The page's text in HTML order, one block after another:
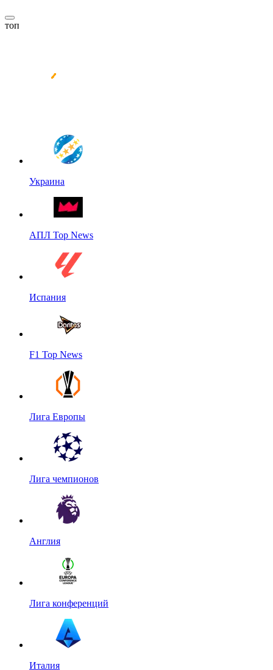
топ
Украина
АПЛ Top News
Испания
F1 Top News
Лига Европы
Лига чемпионов
Англия
Лига конференций
Италия